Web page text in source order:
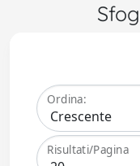
Ordina:
Risultati/Pagina